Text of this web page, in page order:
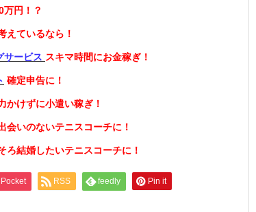
万円！？
えているなら！
サービス スキマ時間にお金稼ぎ！
確定申告に！
かけずに小遣い稼ぎ！
会いのないテニスコーチに！
ろ結婚したいテニスコーチに！
Pocket RSS feedly Pin it